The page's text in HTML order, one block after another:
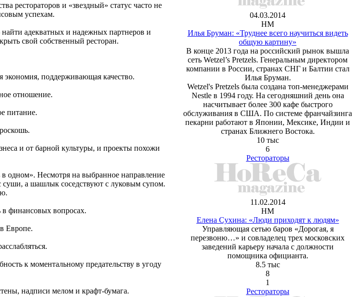
рестораторов и «звездный» статус часто не
успехам.
найти адекватных и надежных партнеров и
свой собственный ресторан.
экономия, поддерживающая качество.
отношение.
питание.
и от барной культуры, и проекты похожи
одном». Несмотря на выбранное направление
суши, а шашлык соседствуют с луковым супом.
в финансовых вопросах.
в Европе.
к моментальному предательству в угоду
надписи мелом и крафт-бумага.
04.03.2014
HM
Илья Бруман: «Труднее всего научиться видеть
общую картину»
В конце 2013 года на российский рынок вышла
сеть Wetzel’s Pretzels. Генеральным директором
компании в России, странах СНГ и Балтии стал
Илья Бруман.
Wetzel's Pretzels была создана топ-менеджерами
Nestle в 1994 году. На сегодняшний день она
насчитывает более 300 кафе быстрого
обслуживания в США. По системе франчайзинга
пекарни работают в Японии, Мексике, Индии и
странах Ближнего Востока.
10 тыс
6
Рестораторы
11.02.2014
НМ
Елена Сухина: «Люди приходят к людям»
Управляющая сетью баров «Дорогая, я
перезвоню…» и совладелец трех московских
заведений карьеру начала с должности
помощника официанта.
8.5 тыс
8
1
Рестораторы